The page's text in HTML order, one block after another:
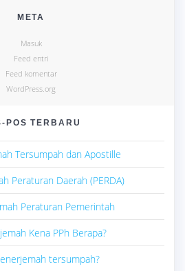
META
Masuk
Feed entri
Feed komentar
WordPress.org
POS TERBARU
Tersumpah dan Apostille
Peraturan Daerah (PERDA)
Peraturan Pemerintah
Kena PPh Berapa?
tersumpah?